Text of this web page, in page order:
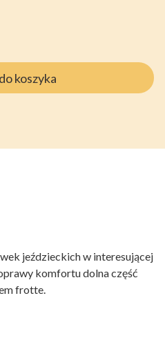
koszyka
jeździeckich w interesującej
komfortu dolna część
frotte.